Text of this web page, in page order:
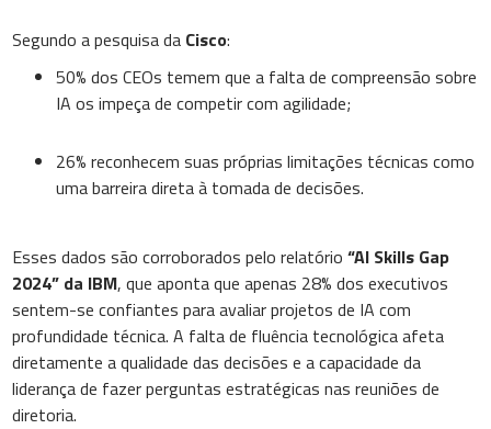
Segundo a pesquisa da Cisco:
50% dos CEOs temem que a falta de compreensão sobre
IA os impeça de competir com agilidade;
26% reconhecem suas próprias limitações técnicas como
uma barreira direta à tomada de decisões.
Esses dados são corroborados pelo relatório“AI Skills Gap
2024” da IBM, que aponta que apenas 28% dos executivos
sentem-se confiantes para avaliar projetos de IA com
profundidade técnica. A falta de fluência tecnológica afeta
diretamente a qualidade das decisões e a capacidade da
liderança de fazer perguntas estratégicas nas reuniões de
diretoria.